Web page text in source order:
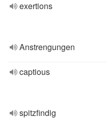
exertions
Anstrengungen
captious
spitzfindig